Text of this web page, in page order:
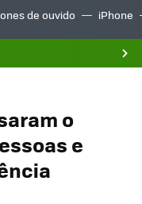
de ouvido iPhone
o
e